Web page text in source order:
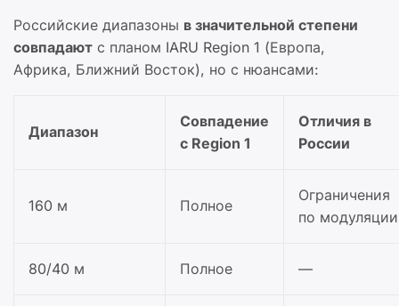
Российские диапазоны в значительной степени
совпадают с планом IARU Region 1 (Европа,
Африка, Ближний Восток), но с нюансами:
Диапазон
Совпадение
с Region 1
Отличия в
России
160 м Полное
Ограничения
по модуляции
80/40 м Полное —